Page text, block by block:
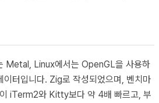
Metal, Linux에서는 OpenGL을 사용하
터입니다. Zig로 작성되었으며, 벤치마
iTerm2와 Kitty보다 약 4배 빠르고, 부